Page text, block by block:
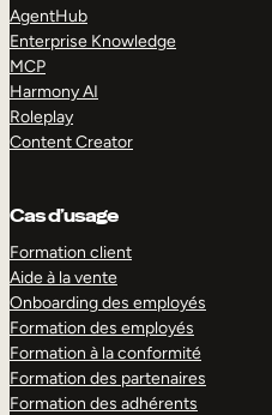
AgentHub
Enterprise Knowledge
MCP
Harmony AI
Roleplay
Content Creator
Cas d’usage
Formation client
Aide à la vente
Onboarding des employés
Formation des employés
Formation à la conformité
Formation des partenaires
Formation des adhérents